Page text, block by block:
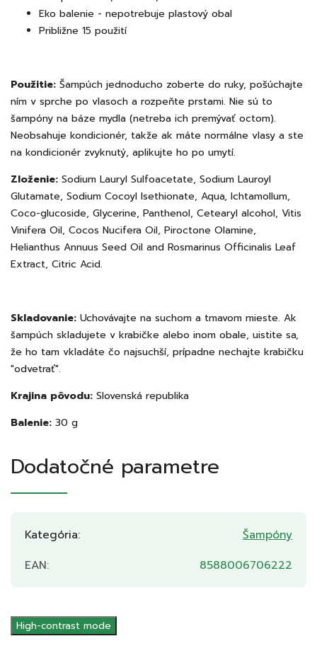
Eko balenie - nepotrebuje plastový obal
Približne 15 použití
Použitie: Šampúch jednoducho zoberte do ruky, pošúchajte
ním v sprche po vlasoch a rozpeňte prstami. Nie sú to
šampóny na báze mydla (netreba ich premývať octom).
Neobsahuje kondicionér, takže ak máte normálne vlasy a ste
na kondicionér zvyknutý, aplikujte ho po umytí.
Zloženie: Sodium Lauryl Sulfoacetate, Sodium Lauroyl
Glutamate, Sodium Cocoyl Isethionate, Aqua, Ichtamollum,
Coco-glucoside, Glycerine, Panthenol, Cetearyl alcohol, Vitis
Vinifera Oil, Cocos Nucifera Oil, Piroctone Olamine,
Helianthus Annuus Seed Oil and Rosmarinus Officinalis Leaf
Extract, Citric Acid.
Skladovanie: Uchovávajte na suchom a tmavom mieste. Ak
šampúch skladujete v krabičke alebo inom obale, uistite sa,
že ho tam vkladáte čo najsuchší, prípadne nechajte krabičku
"odvetrať".
Krajina pôvodu: Slovenská republika
Balenie: 30 g
Dodatočné parametre
Kategória:
Šampóny
EAN: 8588006706222
High-contrast mode